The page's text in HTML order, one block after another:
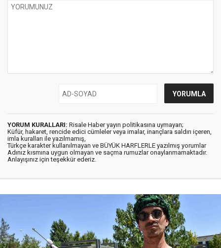
YORUM KURALLARI: Risale Haber yayın politikasına uymayan;
Küfür, hakaret, rencide edici cümleler veya imalar, inançlara saldırı içeren,
imla kuralları ile yazılmamış,
Türkçe karakter kullanılmayan ve BÜYÜK HARFLERLE yazılmış yorumlar
Adınız kısmına uygun olmayan ve saçma rumuzlar onaylanmamaktadır.
Anlayışınız için teşekkür ederiz.